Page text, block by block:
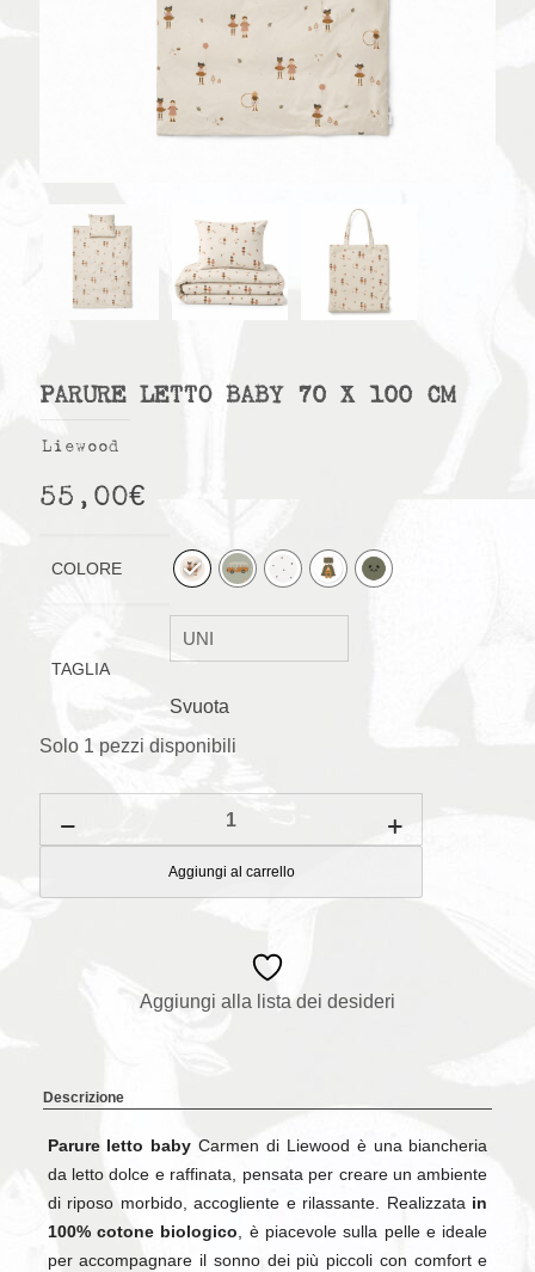
PARURE LETTO BABY 70 X 100 CM
Liewood
55,00€
COLORE
TAGLIA
Svuota
Solo 1 pezzi disponibili
letto
Baby
x
Aggiungi al carrello
Aggiungi alla lista dei desideri
Descrizione
Parure letto baby Carmen di Liewood è una biancheria
da letto dolce e raffinata, pensata per creare un ambiente
di riposo morbido, accogliente e rilassante. Realizzata in
100% cotone biologico, è piacevole sulla pelle e ideale
per accompagnare il sonno dei più piccoli con comfort e